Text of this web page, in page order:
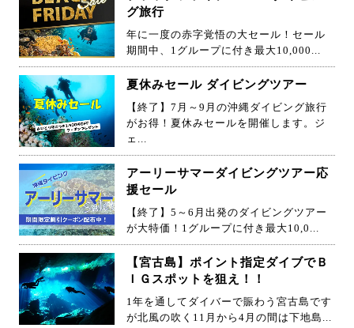
グ旅行
年に一度の赤字覚悟の大セール！セール
期間中、1グループに付き最大10,000...
夏休みセール ダイビングツアー
【終了】7月～9月の沖縄ダイビング旅行
がお得！夏休みセールを開催します。ジ
ェ...
アーリーサマーダイビングツアー応
援セール
【終了】5～6月出発のダイビングツアー
が大特価！1グループに付き最大10,0...
【宮古島】ポイント指定ダイブでＢ
ＩＧスポットを狙え！！
1年を通してダイバーで賑わう宮古島です
が北風の吹く11月から4月の間は下地島...